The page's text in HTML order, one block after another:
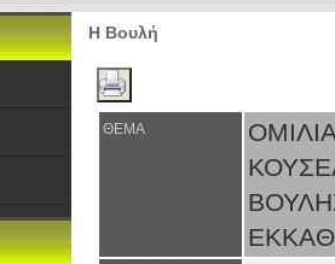
Η Βουλή
ΘΕΜΑ